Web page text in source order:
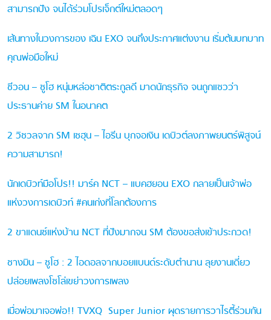
สามารถปัง จนได้ร่วมโปรเจ็กต์ใหม่ตลอดๆ
เส้นทางในวงการของ เฉิน EXO จนถึงประกาศแต่งงาน เริ่มต้นบทบาท
คุณพ่อมือใหม่
ชีวอน – ซูโฮ หนุ่มหล่อชาติตระกูลดี มาดนักธุรกิจ จนถูกแซวว่า
ประธานค่าย SM ในอนาคต
2 วิชวลจาก SM เซฮุน – ไอรีน บุกจอเงิน เดบิวต์ลงภาพยนตร์พิสูจน์
ความสามารถ!
นักเดบิวท์มือโปร!! มาร์ค NCT – แบคฮยอน EXO กลายเป็นเจ้าพ่อ
แห่งวงการเดบิวท์ #คนเก่งที่โลกต้องการ
2 ขาแดนซ์แห่งบ้าน NCT ที่ปังมากจน SM ต้องขอส่งเข้าประกวด!
ชางมิน – ซูโฮ : 2 ไอดอลจากบอยแบนด์ระดับตำนาน ลุยงานเดี่ยว
ปล่อยเพลงโซโล่เขย่าวงการเพลง
เมื่อพ่อมาเจอพ่อ!! TVXQ Super Junior ผุดรายการวาไรตี้ร่วมกัน